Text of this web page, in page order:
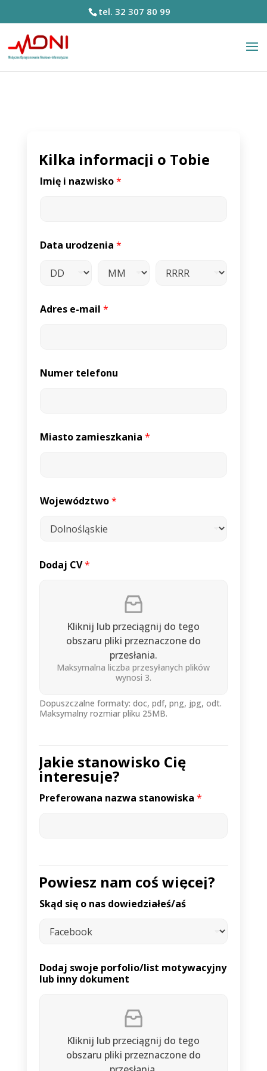
tel. 32 307 80 99
Kilka informacji o Tobie
Imię i nazwisko*
Data urodzenia *
Adres e-mail *
Numer telefonu
Miasto zamieszkania *
Województwo*
Dodaj CV*
Kliknij lub przeciągnij do tego
obszaru pliki przeznaczone do
przesłania.
Maksymalna liczba przesyłanych plików
wynosi 3.
Dopuszczalne formaty: doc, pdf, png, jpg, odt.
Maksymalny rozmiar pliku 25MB.
Jakie stanowisko Cię
interesuje?
Preferowana nazwa stanowiska *
Powiesz nam coś więcej?
Skąd się o nas dowiedziałeś/aś
Dodaj swoje porfolio/list motywacyjny
lub inny dokument
Kliknij lub przeciągnij do tego
obszaru pliki przeznaczone do